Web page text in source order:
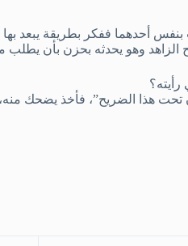
أحدهما ففكر بطريقة يبعد بها
الزاهد وهو يحدثه بحزن بأن
هذا الضريح”، فأخذ يضحك منه،